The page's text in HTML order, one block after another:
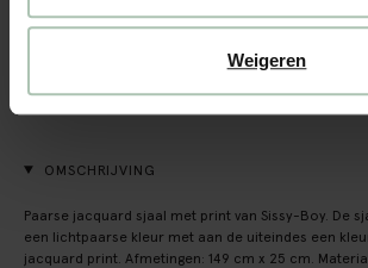
Weigeren
Gratis verzending naar winkel
OMSCHRIJVING
Paarse jacquard sjaal met print van Sissy-Boy. De
een lichtpaarse kleur met aan de uiteindes een
jacquard print. Afmetingen: 149 cm x 25 cm.